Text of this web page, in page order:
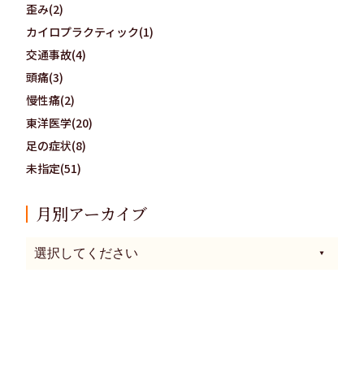
歪み(2)
カイロプラクティック(1)
交通事故(4)
頭痛(3)
慢性痛(2)
東洋医学(20)
足の症状(8)
未指定(51)
月別アーカイブ